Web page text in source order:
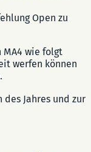
Open zu
MA4 wie folgt
werfen können
Jahres und zur